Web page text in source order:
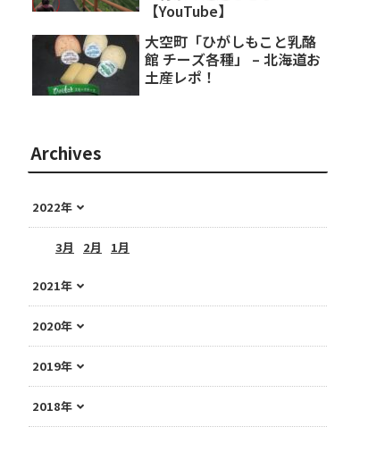
【YouTube】
大空町「ひがしもこと乳酪
館 チーズ各種」 – 北海道お
土産レポ！
Archives
2022年
3月 2月 1月
2021年
2020年
2019年
2018年